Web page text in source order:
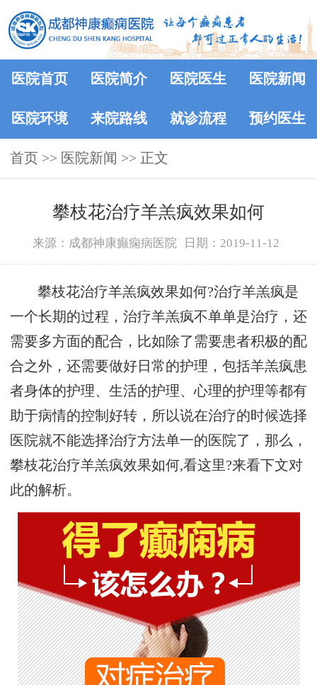
医院首页 医院简介 医院医生 医院新闻
医院环境 来院路线 就诊流程 预约医生
首页 >> 医院新闻 >> 正文
攀枝花治疗羊羔疯效果如何
来源：成都神康癫痫病医院 日期：2019-11-12
攀枝花治疗羊羔疯效果如何?治疗羊羔疯是
一个长期的过程，治疗羊羔疯不单单是治疗，还
需要多方面的配合，比如除了需要患者积极的配
合之外，还需要做好日常的护理，包括羊羔疯患
者身体的护理、生活的护理、心理的护理等都有
助于病情的控制好转，所以说在治疗的时候选择
医院就不能选择治疗方法单一的医院了，那么，
攀枝花治疗羊羔疯效果如何,看这里?来看下文对
此的解析。